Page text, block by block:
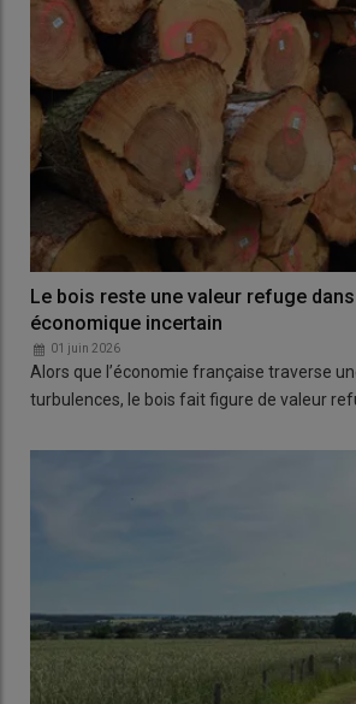
Le bois reste une valeur refuge
économique incertain
01 juin 2026
Alors que l’économie française traverse
turbulences, le bois fait figure de valeur